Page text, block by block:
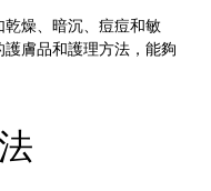
燥、暗沉、痘痘和敏
膚品和護理方法，能夠